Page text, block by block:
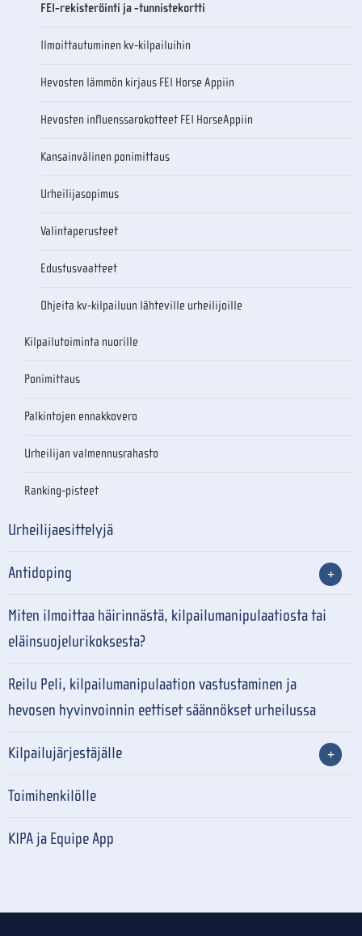
FEI-rekisteröinti ja -tunnistekortti
Ilmoittautuminen kv-kilpailuihin
Hevosten lämmön kirjaus FEI Horse Appiin
Hevosten influenssarokotteet FEI HorseAppiin
Kansainvälinen ponimittaus
Urheilijasopimus
Valintaperusteet
Edustusvaatteet
Ohjeita kv-kilpailuun lähteville urheilijoille
Kilpailutoiminta nuorille
Ponimittaus
Palkintojen ennakkovero
Urheilijan valmennusrahasto
Ranking-pisteet
Urheilijaesittelyjä
Antidoping
Miten ilmoittaa häirinnästä, kilpailumanipulaatiosta tai
eläinsuojelurikoksesta?
Reilu Peli, kilpailumanipulaation vastustaminen ja
hevosen hyvinvoinnin eettiset säännökset urheilussa
Kilpailujärjestäjälle
Toimihenkilölle
KIPA ja Equipe App